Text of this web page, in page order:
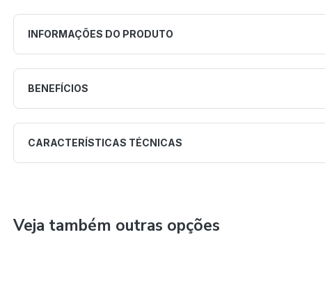
INFORMAÇÕES DO PRODUTO
BENEFÍCIOS
CARACTERÍSTICAS TÉCNICAS
Veja também outras opções